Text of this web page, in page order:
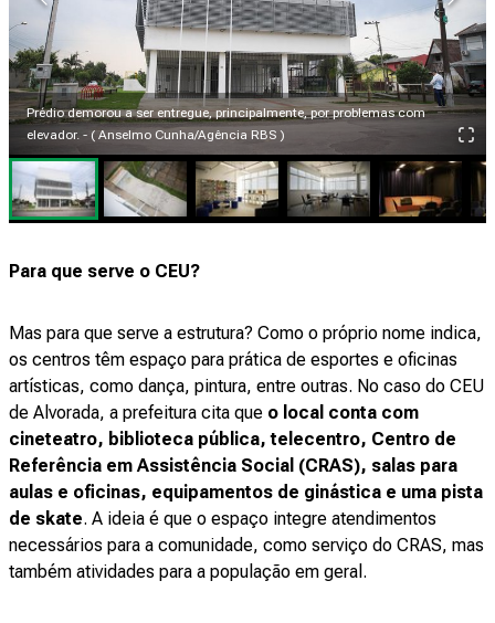
Prédio demorou a ser entregue, principalmente, por problemas com
elevador. - ( Anselmo Cunha/Agência RBS )
Para que serve o CEU?
Mas para que serve a estrutura? Como o próprio nome indica,
os centros têm espaço para prática de esportes e oficinas
artísticas, como dança, pintura, entre outras. No caso do CEU
de Alvorada, a prefeitura cita que o local conta com
cineteatro, biblioteca pública, telecentro, Centro de
Referência em Assistência Social (CRAS), salas para
aulas e oficinas, equipamentos de ginástica e uma pista
de skate. A ideia é que o espaço integre atendimentos
necessários para a comunidade, como serviço do CRAS, mas
também atividades para a população em geral.